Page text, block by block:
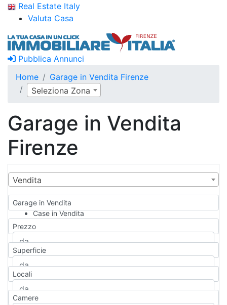
Real Estate Italy
Valuta Casa
Pubblica Annunci
Home
Garage in Vendita Firenze
Seleziona Zona
Garage in Vendita
Firenze
Vendita
Garage in Vendita
Case in Vendita
Qualsiasi
Appartamento
Casa indipendente
Casa Semi-indipendente
Attico/Mansarda
Rustico/Casale
Prezzo
Superficie
Locali
Camere